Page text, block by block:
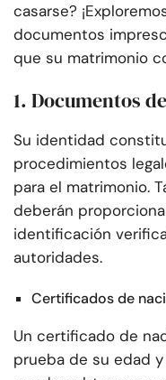
casarse?
documentos
que su matrimonio
1. Documentos
Su identidad
procedimientos
para el matrimonio.
deberán
identificación
autoridades.
Certificados de
Un certificado de
prueba de su edad